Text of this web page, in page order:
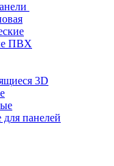
ПВХ
3D
панелей